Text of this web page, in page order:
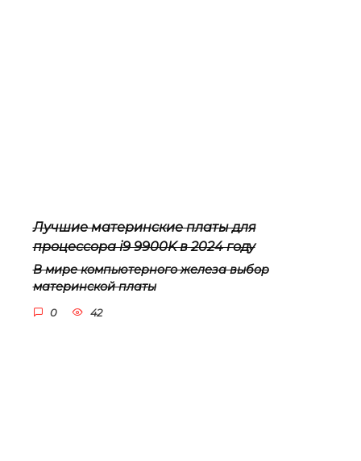
Лучшие материнские платы для
процессора i9 9900K в 2024 году
В мире компьютерного железа выбор
материнской платы
0 42